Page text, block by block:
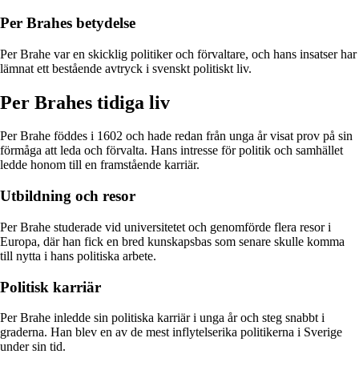
Per Brahes betydelse
Per Brahe var en skicklig politiker och förvaltare, och hans insatser har
lämnat ett bestående avtryck i svenskt politiskt liv.
Per Brahes tidiga liv
Per Brahe föddes i 1602 och hade redan från unga år visat prov på sin
förmåga att leda och förvalta. Hans intresse för politik och samhället
ledde honom till en framstående karriär.
Utbildning och resor
Per Brahe studerade vid universitetet och genomförde flera resor i
Europa, där han fick en bred kunskapsbas som senare skulle komma
till nytta i hans politiska arbete.
Politisk karriär
Per Brahe inledde sin politiska karriär i unga år och steg snabbt i
graderna. Han blev en av de mest inflytelserika politikerna i Sverige
under sin tid.